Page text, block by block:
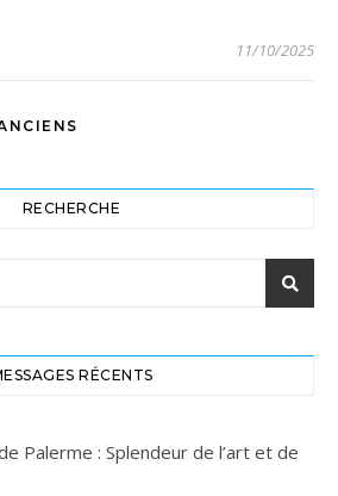
11/10/2025
RECHERCHE
RÉCENTS
Palerme : Splendeur de l’art et de